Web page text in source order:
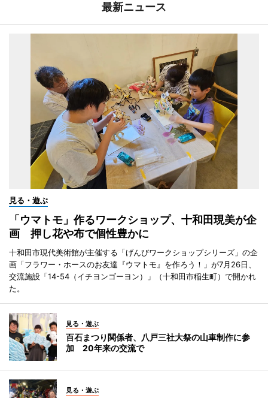
最新ニュース
見る・遊ぶ
「ウマトモ」作るワークショップ、十和田現美が企
画 押し花や布で個性豊かに
十和田市現代美術館が主催する「げんびワークショップシリーズ」の企
画「フラワー・ホースのお友達『ウマトモ』を作ろう！」が7月26日、
交流施設「14-54（イチヨンゴーヨン）」（十和田市稲生町）で開かれ
た。
見る・遊ぶ
百石まつり関係者、八戸三社大祭の山車制作に参
加 20年来の交流で
見る・遊ぶ